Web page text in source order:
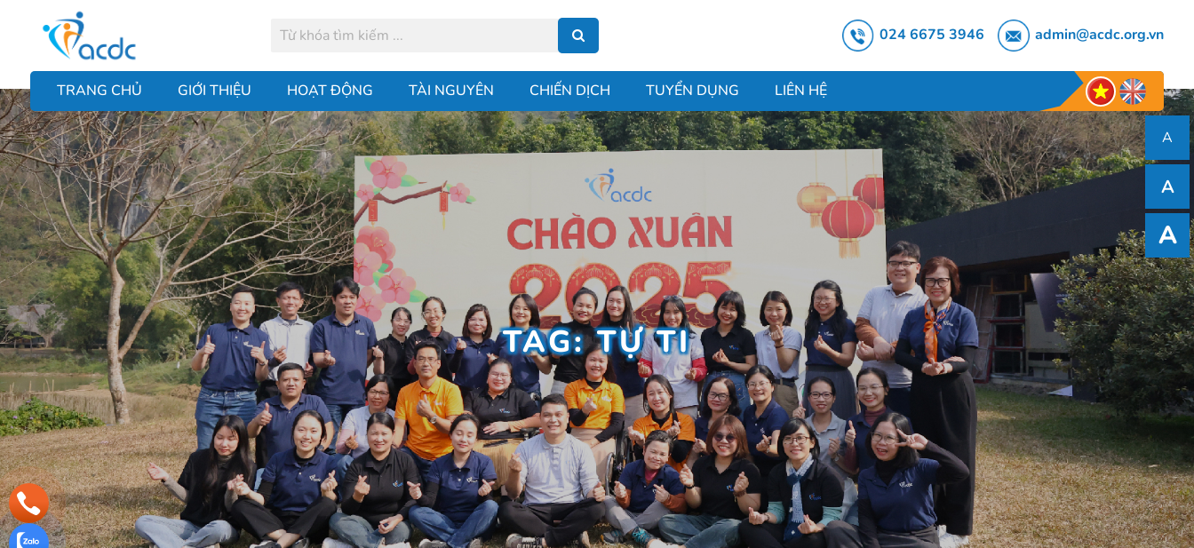
024 6675 3946 admin@acdc.org.vn
TRANG CHỦ GIỚI THIỆU HOẠT ĐỘNG TÀI NGUYÊN CHIẾN DỊCH TUYỂN DỤNG LIÊN HỆ
TAG: TỰ TI
A
A
A